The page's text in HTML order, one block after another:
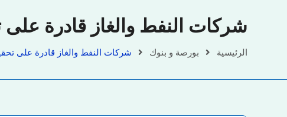
شركات النفط والغاز قادرة على
الرئيسية بورصة و بنوك شركات النفط والغاز قادرة على